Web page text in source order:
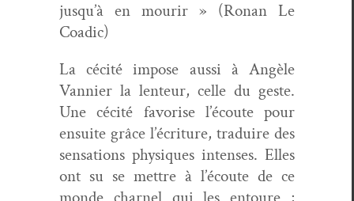
jusqu’à en mourir » (Ronan Le
Coadic)
La céc­ité impose aus­si à Angèle
Van­nier la lenteur, celle du geste.
Une céc­ité favorise l’écoute pour
ensuite grâce l’écriture, traduire des
sen­sa­tions physiques intens­es. Elles
ont su se met­tre à l’écoute de ce